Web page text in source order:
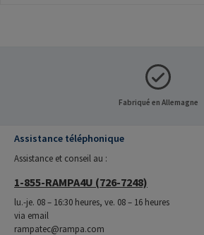
Fabriqué en Allemagne
Assistance téléphonique
Assistance et conseil au :
1-855-RAMPA4U (726-7248)
lu.-je. 08 – 16:30 heures, ve. 08 – 16 heures
via email
rampatec@rampa.com